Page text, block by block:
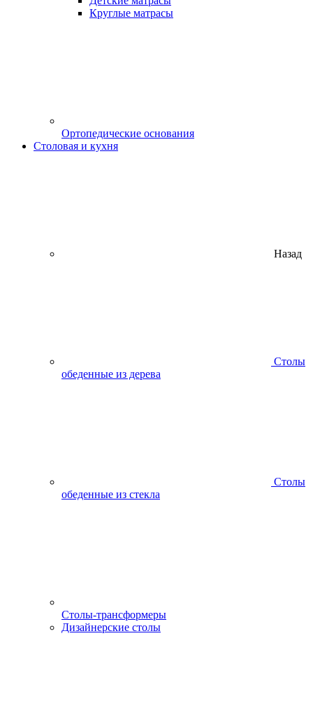
Круглые матрасы
Ортопедические основания
Столовая и кухня
Назад
Столы
обеденные из дерева
Столы
обеденные из стекла
Столы-трансформеры
Дизайнерские столы